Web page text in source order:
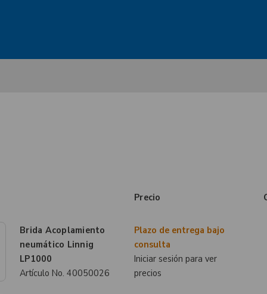
Precio
Brida Acoplamiento
neumático Linnig
LP1000
Artículo No. 40050026
Plazo de entrega bajo
consulta
Iniciar sesión para ver
precios